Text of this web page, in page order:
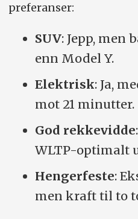
preferanser:
SUV: Jepp, men
enn Model Y.
Elektrisk: Ja,
mot 21 minutter.
God rekkevidde
WLTP-optimalt
Hengerfeste:
men kraft til to